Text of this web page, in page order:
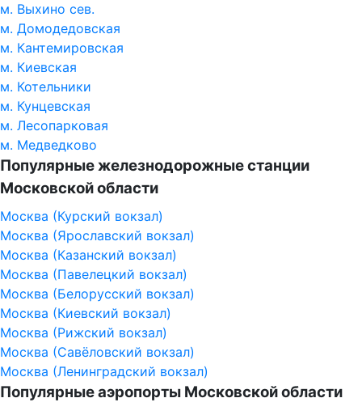
м. Выхино сев.
м. Домодедовская
м. Кантемировская
м. Киевская
м. Котельники
м. Кунцевская
м. Лесопарковая
м. Медведково
Популярные железнодорожные станции
Московской области
Москва (Курский вокзал)
Москва (Ярославский вокзал)
Москва (Казанский вокзал)
Москва (Павелецкий вокзал)
Москва (Белорусский вокзал)
Москва (Киевский вокзал)
Москва (Рижский вокзал)
Москва (Савёловский вокзал)
Москва (Ленинградский вокзал)
Популярные аэропорты Московской области